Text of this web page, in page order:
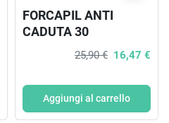
FORCAPIL ANTI
CADUTA 30
COMPRESSE
25,90 € 16,47 €
Aggiungi al carrello